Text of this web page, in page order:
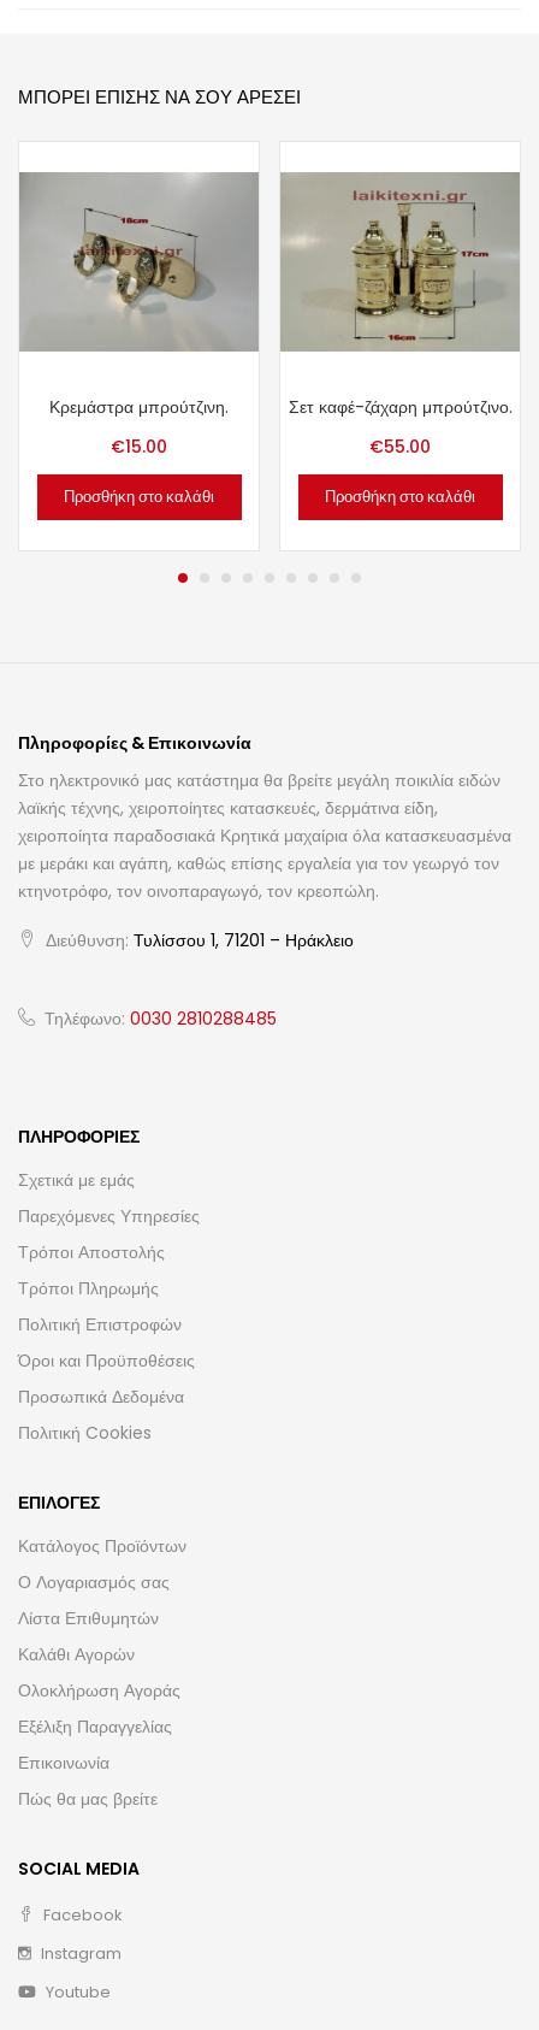
ΜΠΟΡΕΊ ΕΠΊΣΗΣ ΝΑ ΣΟΥ ΑΡΈΣΕΙ
Κρεμάστρα μπρούτζινη.
€15.00
Προσθήκη στο καλάθι
Σετ καφέ-ζάχαρη μπρούτζινο.
€55.00
Προσθήκη στο καλάθι
Πληροφορίες & Επικοινωνία
Στο ηλεκτρονικό μας κατάστημα θα βρείτε μεγάλη ποικιλία ειδών
λαϊκής τέχνης, χειροποίητες κατασκευές, δερμάτινα είδη,
χειροποίητα παραδοσιακά Κρητικά μαχαίρια όλα κατασκευασμένα
με μεράκι και αγάπη, καθώς επίσης εργαλεία για τον γεωργό τον
κτηνοτρόφο, τον οινοπαραγωγό, τον κρεοπώλη.
Διεύθυνση: Τυλίσσου 1, 71201 – Ηράκλειο
Τηλέφωνο: 0030 2810288485
ΠΛΗΡΟΦΟΡΊΕΣ
Σχετικά με εμάς
Παρεχόμενες Υπηρεσίες
Τρόποι Αποστολής
Τρόποι Πληρωμής
Πολιτική Επιστροφών
Όροι και Προϋποθέσεις
Προσωπικά Δεδομένα
Πολιτική Cookies
ΕΠΙΛΟΓΈΣ
Κατάλογος Προϊόντων
Ο Λογαριασμός σας
Λίστα Επιθυμητών
Καλάθι Αγορών
Ολοκλήρωση Αγοράς
Εξέλιξη Παραγγελίας
Επικοινωνία
Πώς θα μας βρείτε
SOCIAL MEDIA
Facebook
Instagram
Youtube